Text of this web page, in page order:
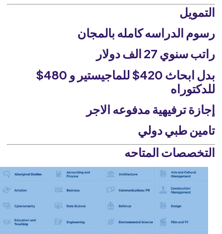
التمويل
رسوم الدراسه كامله بالمجان
راتب سنوي 27 الف دولار
بدل ابحاث 420$ للماجيستير و 480$
للدكتوراه
إجازة ترفيهية مدفوعه الاجر
تامين طبي دولي
التخصصات المتاحه